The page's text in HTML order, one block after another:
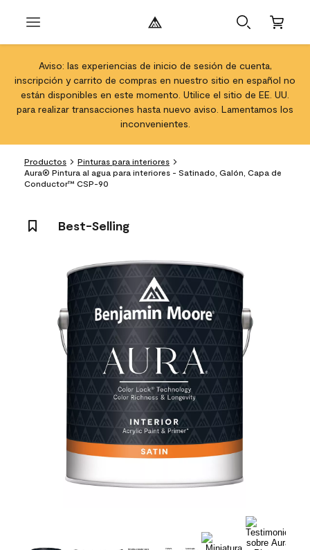
Aviso: las experiencias de inicio de sesión de cuenta,
inscripción y carrito de compras en nuestro sitio en español no
están disponibles en este momento. Utilice el sitio de EE. UU.
para realizar transacciones hasta nuevo aviso. Lamentamos los
inconvenientes.
Productos
Pinturas para interiores
Aura® Pintura al agua para interiores - Satinado, Galón, Capa de
Conductor™ CSP-90
Best-Selling